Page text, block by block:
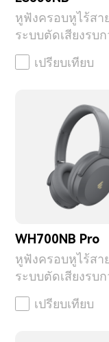
หูฟังครอบหูไร้สา
ระบบตัดเสียงรบ
เปรียบเทียบ
WH700NB Pro
หูฟังครอบหูไร้สา
ระบบตัดเสียงรบ
แอกทีฟ
เปรียบเทียบ